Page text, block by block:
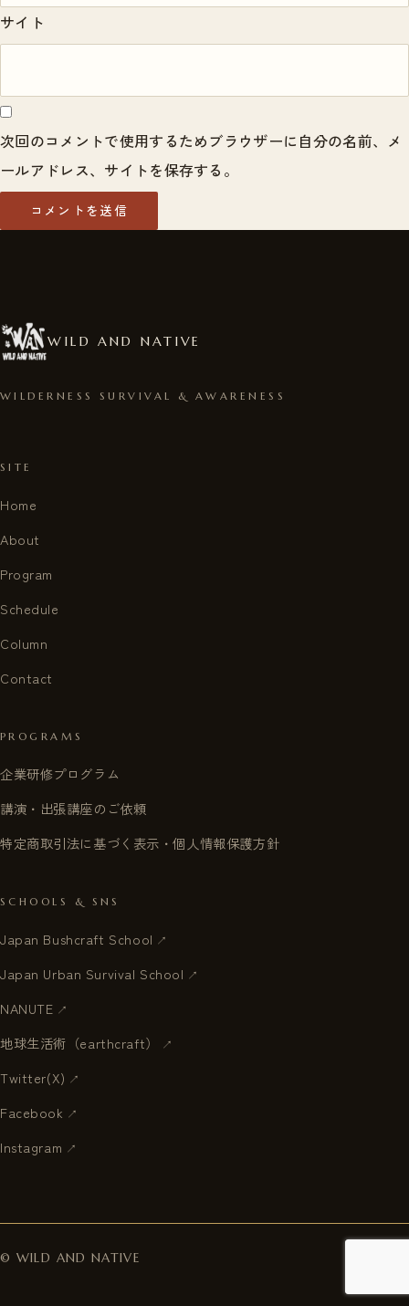
サイト
次回のコメントで使用するためブラウザーに自分の名前、メ
ールアドレス、サイトを保存する。
WILD AND NATIVE
WILDERNESS SURVIVAL & AWARENESS
SITE
Home
About
Program
Schedule
Column
Contact
PROGRAMS
企業研修プログラム
講演・出張講座のご依頼
特定商取引法に基づく表示・個人情報保護方針
SCHOOLS & SNS
Japan Bushcraft School
Japan Urban Survival School
NANUTE
地球生活術（earthcraft）
Twitter(X)
Facebook
Instagram
© WILD AND NATIVE